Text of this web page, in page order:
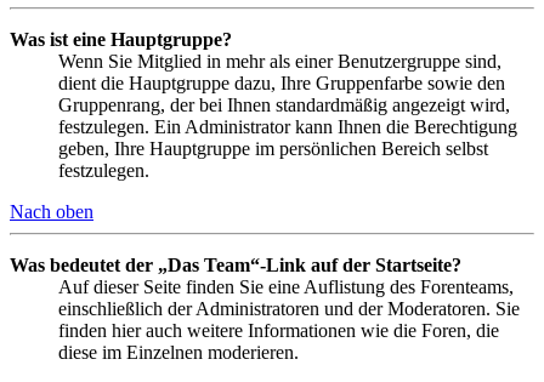
Was ist eine Hauptgruppe?
Wenn Sie Mitglied in mehr als einer Benutzergruppe sind,
dient die Hauptgruppe dazu, Ihre Gruppenfarbe sowie den
Gruppenrang, der bei Ihnen standardmäßig angezeigt wird,
festzulegen. Ein Administrator kann Ihnen die Berechtigung
geben, Ihre Hauptgruppe im persönlichen Bereich selbst
festzulegen.
Nach oben
Was bedeutet der „Das Team“-Link auf der Startseite?
Auf dieser Seite finden Sie eine Auflistung des Forenteams,
einschließlich der Administratoren und der Moderatoren. Sie
finden hier auch weitere Informationen wie die Foren, die
diese im Einzelnen moderieren.